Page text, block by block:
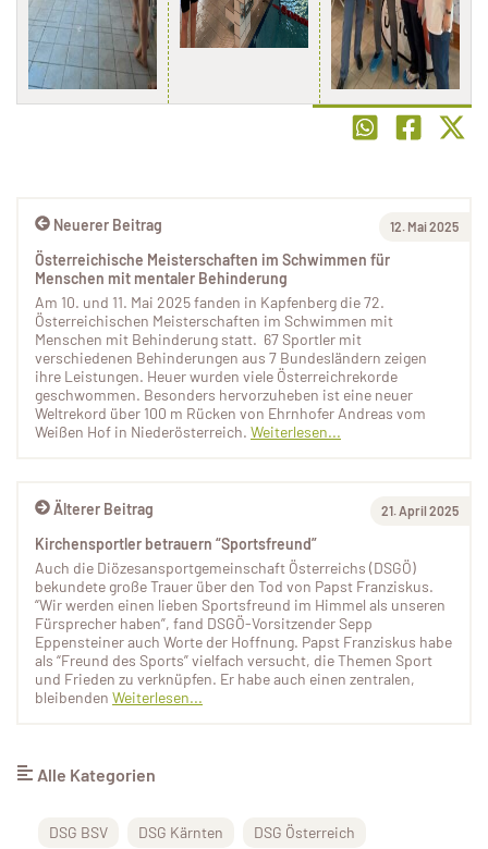
Älterer Beitrag 21. April 2025
Kirchensportler betrauern “Sportsfreund”
Auch die Diözesansportgemeinschaft Österreichs (DSGÖ)
bekundete große Trauer über den Tod von Papst Franziskus.
“Wir werden einen lieben Sportsfreund im Himmel als unseren
Fürsprecher haben”, fand DSGÖ-Vorsitzender Sepp
Eppensteiner auch Worte der Hoffnung. Papst Franziskus habe
als “Freund des Sports” vielfach versucht, die Themen Sport
und Frieden zu verknüpfen. Er habe auch einen zentralen,
bleibenden Weiterlesen...
Neuerer Beitrag 12. Mai 2025
Österreichische Meisterschaften im Schwimmen für
Menschen mit mentaler Behinderung
Am 10. und 11. Mai 2025 fanden in Kapfenberg die 72.
Österreichischen Meisterschaften im Schwimmen mit
Menschen mit Behinderung statt. 67 Sportler mit
verschiedenen Behinderungen aus 7 Bundesländern zeigen
ihre Leistungen. Heuer wurden viele Österreichrekorde
geschwommen. Besonders hervorzuheben ist eine neuer
Weltrekord über 100 m Rücken von Ehrnhofer Andreas vom
Weißen Hof in Niederösterreich. Weiterlesen...
Alle Kategorien
DSG BSV DSG Kärnten DSG Österreich